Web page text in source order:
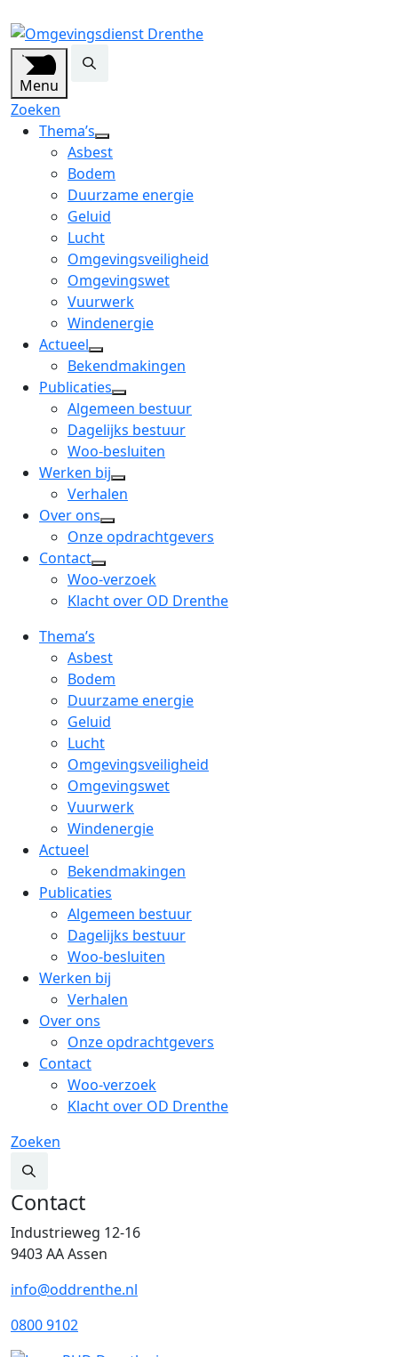
Menu
Zoeken
Thema’s
open
dropdown
menu
Asbest
Bodem
Duurzame energie
Geluid
Lucht
Omgevingsveiligheid
Omgevingswet
Vuurwerk
Windenergie
Actueel
open
dropdown
menu
Bekendmakingen
Publicaties
open
dropdown
menu
Algemeen bestuur
Dagelijks bestuur
Woo-besluiten
Werken bij
open
menu
Verhalen
Over ons
open
dropdown
menu
Onze opdrachtgevers
Contact
open
dropdown
Woo-verzoek
Klacht over OD Drenthe
Thema’s
Asbest
Bodem
Duurzame energie
Geluid
Lucht
Omgevingsveiligheid
Omgevingswet
Vuurwerk
Windenergie
Actueel
Bekendmakingen
Publicaties
Algemeen bestuur
Dagelijks bestuur
Woo-besluiten
Werken bij
Verhalen
Over ons
Onze opdrachtgevers
Contact
Woo-verzoek
Klacht over OD Drenthe
Zoeken
Contact
Industrieweg 12-16
9403 AA Assen
info@oddrenthe.nl
0800 9102